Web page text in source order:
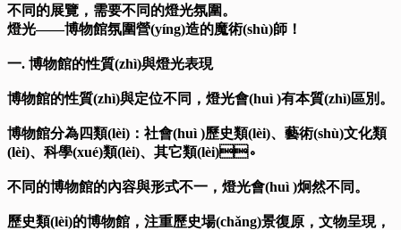
不同的展覽，需要不同的燈光氛圍。
燈光——博物館氛圍營(yíng)造的魔術(shù)師！
一. 博物館的性質(zhì)與燈光表現
博物館的性質(zhì)與定位不同，燈光會(huì )有本質(zhì)區別。
博物館分為四類(lèi)：社會(huì )歷史類(lèi)、藝術(shù)文化類
(lèi)、科學(xué)類(lèi)、其它類(lèi)。
不同的博物館的內容與形式不一，燈光會(huì )炯然不同。
歷史類(lèi)的博物館，注重歷史場(chǎng)景復原，文物呈現，